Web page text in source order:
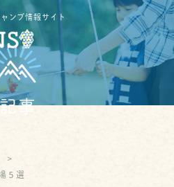
ンプ情報サイト
事
５選